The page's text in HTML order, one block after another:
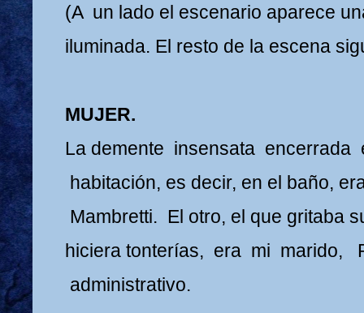
(A un lado el escenario aparece
iluminada. El resto de la escena
MUJER.
La demente insensata encerrada
habitación, es decir, en el baño,
Mambretti. El otro, el que gritaba
hiciera tonterías, era mi marido,
administrativo.